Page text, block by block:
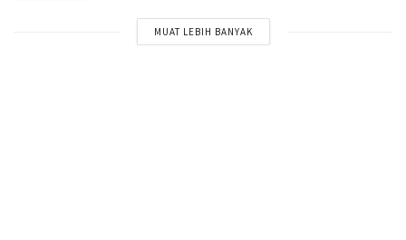
MUAT LEBIH BANYAK